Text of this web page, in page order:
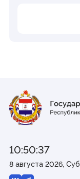
10:50:37
8 августа 2026,